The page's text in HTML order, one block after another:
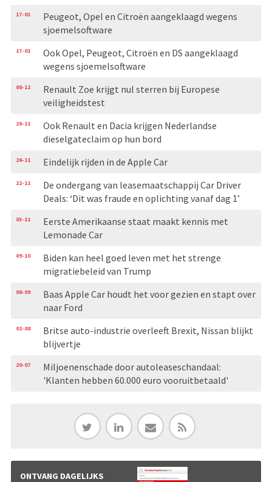
17-01
Peugeot, Opel en Citroën aangeklaagd wegens
sjoemelsoftware
17-01
Ook Opel, Peugeot, Citroën en DS aangeklaagd
wegens sjoemelsoftware
08-12
Renault Zoe krijgt nul sterren bij Europese
veiligheidstest
26-11
Ook Renault en Dacia krijgen Nederlandse
dieselgateclaim op hun bord
26-11 Eindelijk rijden in de Apple Car
22-11
De ondergang van leasemaatschappij Car Driver
Deals: ‘Dit was fraude en oplichting vanaf dag 1’
03-11
Eerste Amerikaanse staat maakt kennis met
Lemonade Car
09-10
Biden kan heel goed leven met het strenge
migratiebeleid van Trump
08-09
Baas Apple Car houdt het voor gezien en stapt over
naar Ford
02-08
Britse auto-industrie overleeft Brexit, Nissan blijkt
blijvertje
20-07
Miljoenenschade door autoleaseschandaal:
'Klanten hebben 60.000 euro vooruitbetaald'
ONTVANG DAGELIJKS